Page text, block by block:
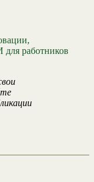
работников